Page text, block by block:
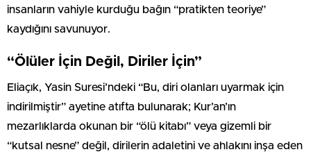
insanların vahiyle kurduğu bağın “pratikten teoriye”
kaydığını savunuyor.
“Ölüler İçin Değil, Diriler İçin”
Eliaçık, Yasin Suresi’ndeki “Bu, diri olanları uyarmak için
indirilmiştir” ayetine atıfta bulunarak; Kur’an’ın
mezarlıklarda okunan bir “ölü kitabı” veya gizemli bir
“kutsal nesne” değil, dirilerin adaletini ve ahlakını inşa eden